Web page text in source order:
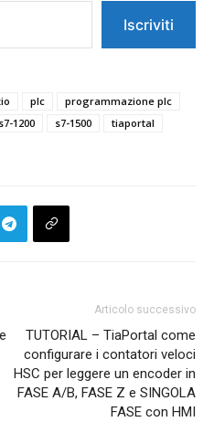
Iscriviti
plc
programmazione plc
s7-1200 s7-1500
tiaportal
Articolo successivo
TUTORIAL – TiaPortal come
configurare i contatori veloci
HSC per leggere un encoder in
FASE A/B, FASE Z e SINGOLA
FASE con HMI